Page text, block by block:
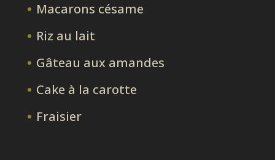
Macarons césame
Riz au lait
Gâteau aux amandes
Cake à la carotte
Fraisier